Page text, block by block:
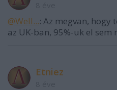
@Well...: Az megvan, hogy
az UK-ban, 95%-uk el sem
Etniez